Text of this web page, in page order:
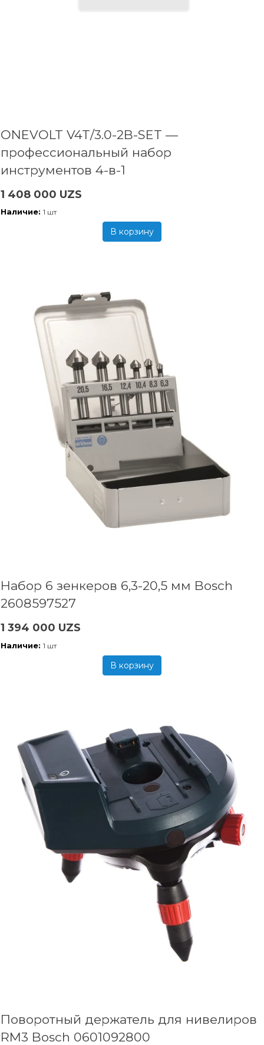
ONEVOLT V4T/3.0-2B-SET —
профессиональный набор
инструментов 4-в-1
1 408 000 UZS
Наличие: 1 шт
В корзину
Набор 6 зенкеров 6,3-20,5 мм Bosch
2608597527
1 394 000 UZS
Наличие: 1 шт
В корзину
Поворотный держатель для нивелиров
RM3 Bosch 0601092800